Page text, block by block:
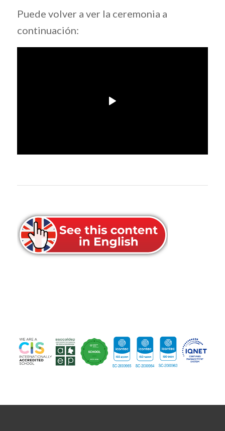
Puede volver a ver la ceremonia a
continuación: